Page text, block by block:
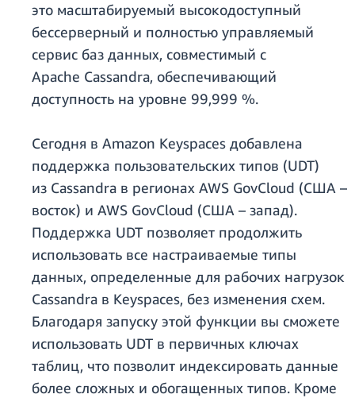
это масштабируемый высокодоступный
бессерверный и полностью управляемый
сервис баз данных, совместимый с
Apache Cassandra, обеспечивающий
доступность на уровне 99,999 %.
Сегодня в Amazon Keyspaces добавлена
поддержка пользовательских типов (UDT)
из Cassandra в регионах AWS GovCloud (США –
восток) и AWS GovCloud (США – запад).
Поддержка UDT позволяет продолжить
использовать все настраиваемые типы
данных, определенные для рабочих нагрузок
Cassandra в Keyspaces, без изменения схем.
Благодаря запуску этой функции вы сможете
использовать UDT в первичных ключах
таблиц, что позволит индексировать данные
более сложных и обогащенных типов. Кроме